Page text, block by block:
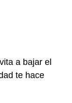
a bajar el
te hace